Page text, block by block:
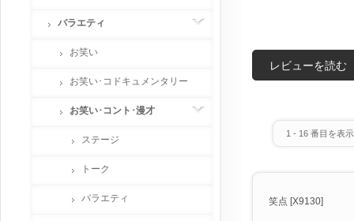
レビューを読む
1 - 16 番目を表
笑点 [X9130]
バラエティ
お笑い
お笑い･コドキュメンタリー
お笑い･コント･漫才
ステージ
トーク
バラエティ